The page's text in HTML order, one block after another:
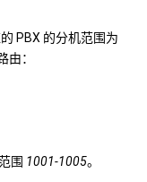
PBX 的分机范围为
：
围 1001-1005。